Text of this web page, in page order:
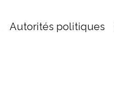
Autorités politiques